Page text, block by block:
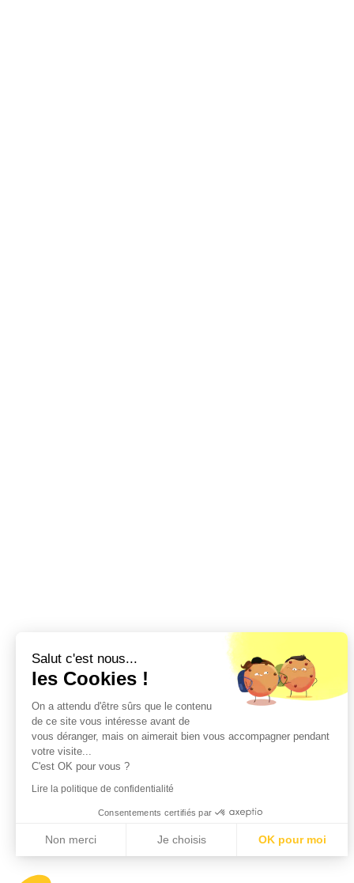
Salut c'est nous...
les Cookies !
On a attendu d'être sûrs que le contenu
de ce site vous intéresse avant de
vous déranger, mais on aimerait bien vous accompagner pendant
votre visite...
C'est OK pour vous ?
Lire la politique de confidentialité
Consentements certifiés par
Non merci Je choisis OK pour moi
Notre plateforme vous permet d'adapter et de gérer vos paramètres de